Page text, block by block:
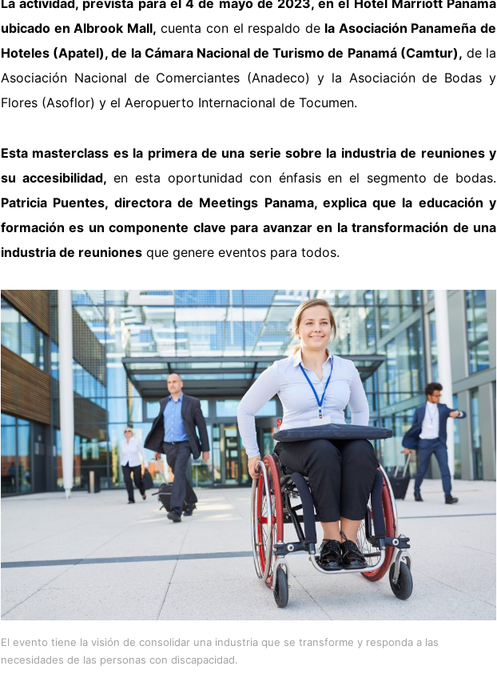
ubicado en Albrook Mall, cuenta con el respaldo de la Asociación Panameña de
Hoteles (Apatel), de la Cámara Nacional de Turismo de Panamá (Camtur), de la
Asociación Nacional de Comerciantes (Anadeco) y la Asociación de Bodas y
Flores (Asoflor) y el Aeropuerto Internacional de Tocumen.
Esta masterclass es la primera de una serie sobre la industria de reuniones y
su accesibilidad, en esta oportunidad con énfasis en el segmento de bodas.
Patricia Puentes, directora de Meetings Panama, explica que la educación y
formación es uncomponente clave para avanzar en la transformación de una
industria de reuniones que genere eventos para todos.
El evento tiene la visión de consolidar una industria que se transforme y responda a las
necesidades de las personas con discapacidad.